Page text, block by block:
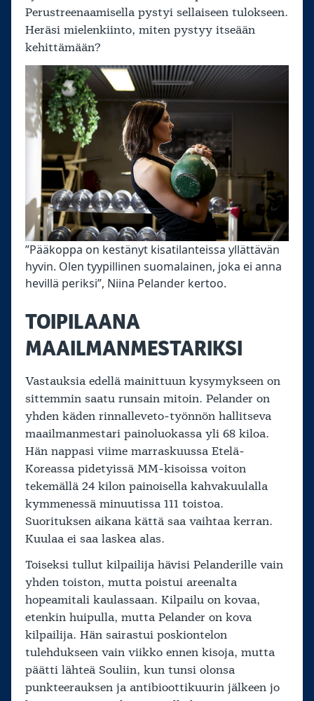
Perustreenaamisella pystyi sellaiseen tulokseen.
Heräsi mielenkiinto, miten pystyy itseään
kehittämään?
”Pääkoppa on kestänyt kisatilanteissa yllättävän
hyvin. Olen tyypillinen suomalainen, joka ei anna
hevillä periksi”, Niina Pelander kertoo.
TOIPILAANA
MAAILMANMESTARIKSI
Vastauksia edellä mainittuun kysymykseen on
sittemmin saatu runsain mitoin. Pelander on
yhden käden rinnalleveto-työnnön hallitseva
maailmanmestari painoluokassa yli 68 kiloa.
Hän nappasi viime marraskuussa Etelä-
Koreassa pidetyissä MM-kisoissa voiton
tekemällä 24 kilon painoisella kahvakuulalla
kymmenessä minuutissa 111 toistoa.
Suorituksen aikana kättä saa vaihtaa kerran.
Kuulaa ei saa laskea alas.
Toiseksi tullut kilpailija hävisi Pelanderille vain
yhden toiston, mutta poistui areenalta
hopeamitali kaulassaan. Kilpailu on kovaa,
etenkin huipulla, mutta Pelander on kova
kilpailija. Hän sairastui poskiontelon
tulehdukseen vain viikko ennen kisoja, mutta
päätti lähteä Souliin, kun tunsi olonsa
punkteerauksen ja antibioottikuurin jälkeen jo